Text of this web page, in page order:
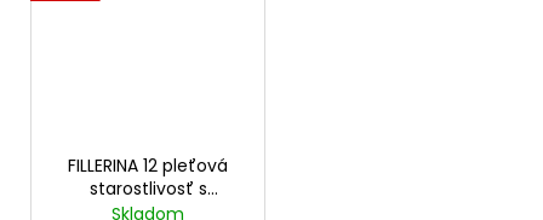
FILLERINA 12 pleťová
starostlivosť s
vyplňujúcim účinkom
Skladom